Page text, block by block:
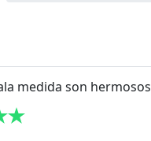
medida son hermosos